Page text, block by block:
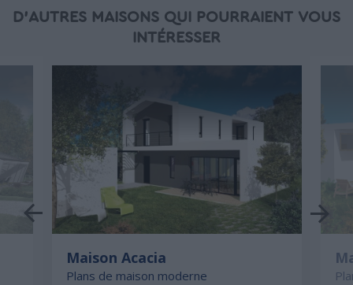
D'AUTRES MAISONS QUI POURRAIENT VOUS
INTÉRESSER
Maison Acacia
Plans de maison moderne